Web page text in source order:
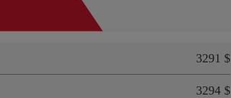
3291 $
3294 $